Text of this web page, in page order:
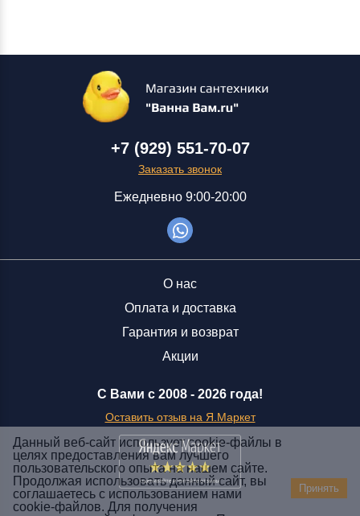
+7 (929) 551-70-07
Заказать звонок
Ежедневно 9:00-20:00
С Вами с 2008 - 2026 года!
Оставить отзыв на Я.Маркет
О нас
Оплата и доставка
Гарантия и возврат
Акции
Заказать звонок
+7 (929) 551-70-07
Ежедневно 9:00-20:00
Данный веб-сайт использует cookie-файлы в
целях предоставления вам лучшего
пользовательского опыта на нашем сайте.
Продолжая использовать данный сайт, вы
соглашаетесь с использованием нами
cookie-файлов. Для получения
Принять